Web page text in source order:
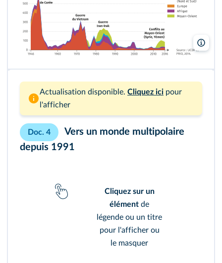
Actualisation disponible. Cliquez ici pour
l'afficher
Doc. 4
Vers un monde multipolaire
depuis 1991
Cliquez sur un
élément de
légende ou un titre
pour l'afficher ou
le masquer